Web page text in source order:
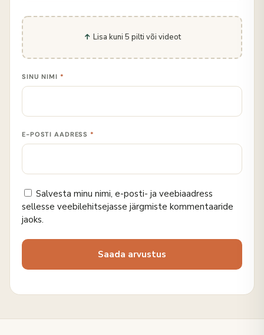
Lisa kuni 5 pilti või videot
SINU NIMI *
E-POSTI AADRESS *
Salvesta minu nimi, e-posti- ja veebiaadress
sellesse veebilehitsejasse järgmiste kommentaaride
jaoks.